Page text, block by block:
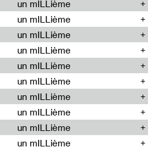
un mILLième
un mILLième
un mILLième
un mILLième
un mILLième
un mILLième
un mILLième
un mILLième
un mILLième
un mILLième